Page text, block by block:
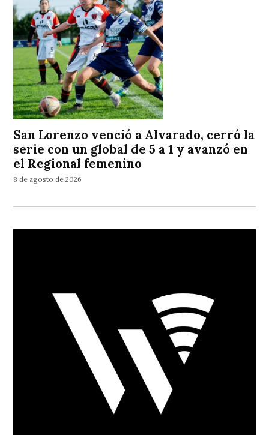
San Lorenzo venció a Alvarado, cerró la
serie con un global de 5 a 1 y avanzó en
el Regional femenino
8 de agosto de 2026